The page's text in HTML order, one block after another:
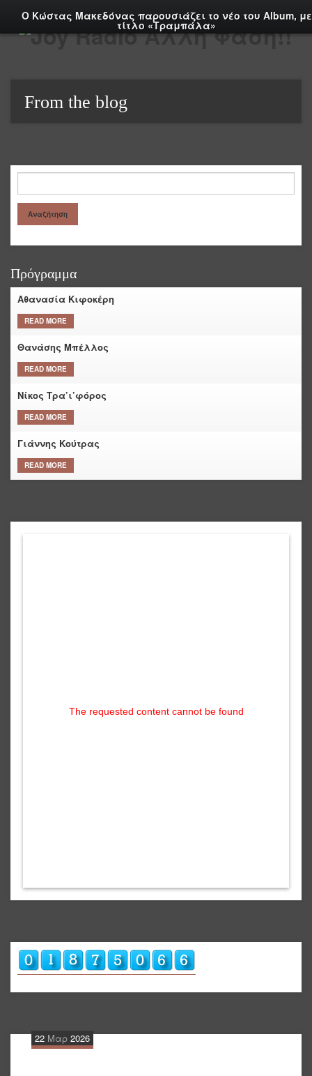
Ο Κώστας Μακεδόνας παρουσιάζει το νέο του Album, με
τίτλο «Τραμπάλα»
From the blog
Πρόγραμμα
Αθανασία Κιφοκέρη
READ MORE
Θανάσης Μπέλλος
READ MORE
Νίκος Τρα’ι’φόρος
READ MORE
Γιάννης Κούτρας
READ MORE
The requested content cannot be found
22 Μαρ 2026